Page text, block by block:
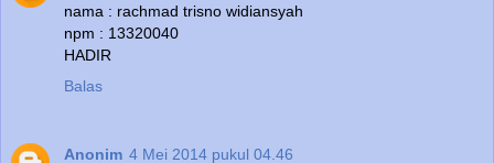
nama : rachmad trisno widiansyah
npm : 13320040
HADIR
Balas
Anonim 4 Mei 2014 pukul 04.46